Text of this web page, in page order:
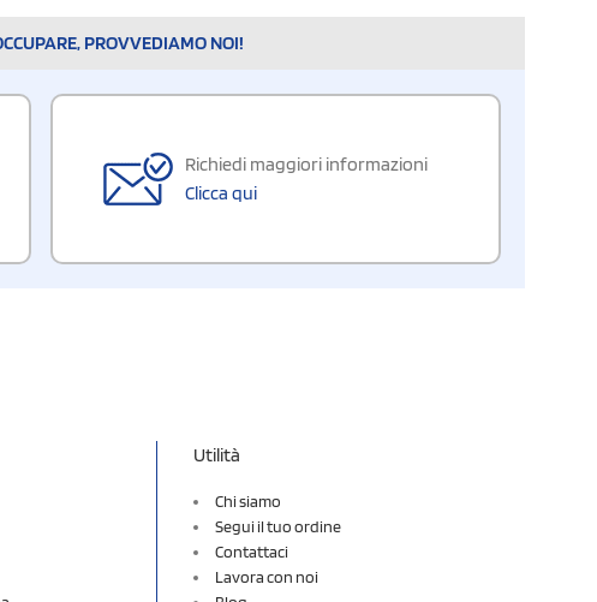
PROVVEDIAMO NOI!
Richiedi maggiori informazioni
Clicca qui
Utilità
Chi siamo
Segui il tuo ordine
Contattaci
Lavora con noi